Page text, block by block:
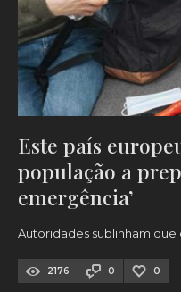
Este país
população a
emergência’
Autoridades sublinham
2176 0 0